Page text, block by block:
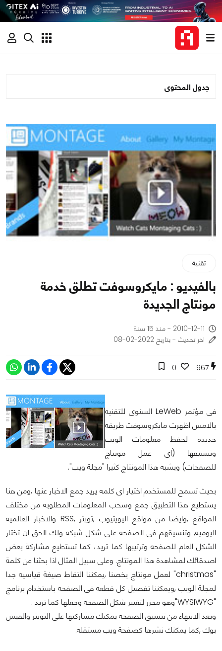
جدول المحتوى
تقنية
بالفيديو : مايكروسوفت تطلق خدمة
مونتاج الجديدة
2010-12-11 - منذ 15 سنة
اخر تحديث - بتاريخ 2022-02-08
967
0
فى مؤتمر LeWeb السنوى للتقنيه
بالامس اظهرت مايكروسوفت طريقه
جديده لحفظ معلومات الويب
وتنسيقها (اى عمل مونتاج
للصفحات) ويشبه هذا المونتاج كثيرا "مجلة ويب".
بحيث تسمح للمستخدم اختيار اى كلمه يريد جمع الاخبار عنها ,ومن هنا
يستطيع هذا التطبيق جمع وسحب المعلومات المطلوبه من مختلف
المواقع ,وايضا من مواقع اليويتيوب ,تويتر ,RSS والاخبار العالميه
اليوميه, وتنسيقهم فى الصفحه على شكل شبكه ولك الحق ان تختار
الشكل العام للصفحه وترتيبها كما تريد، كما تستطيع مشاركة بعض
اصدقائك لمشاهدة هذا المونتاج. وعلى سبيل المثال اذا بحثنا عن كلمة
"christmas" لعمل مونتاج يخصنا ,يمكننا التقاط صيغة قياسيه جدا
لمجلة الويب ,ويمكننا تفصيل كل قطعه فى الصفحه باستخدام برنامج
"WYSIWYG"وهو محرر لتغيير شكل الصفحه وجعلها كما تريد .
وبعد الانتهاء من تنسيق الصفحه يمكنك مشاركتها على التويتر والفيس
بوك ,كما يمكنك نشرها كصفحة ويب مستقله.